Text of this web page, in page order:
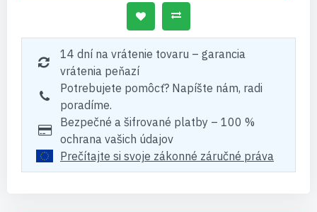
14 dní na vrátenie tovaru – garancia
vrátenia peňazí
Potrebujete pomôcť? Napíšte nám, radi
poradíme.
Bezpečné a šifrované platby – 100 %
ochrana vašich údajov
Prečítajte si svoje zákonné záručné práva